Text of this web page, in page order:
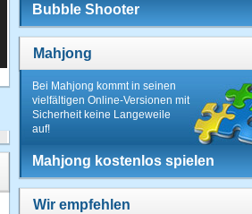
Bubble Shooter
Mahjong
Bei Mahjong kommt in seinen
vielfältigen Online-Versionen mit
Sicherheit keine Langeweile
auf!
Mahjong kostenlos spielen
Wir empfehlen